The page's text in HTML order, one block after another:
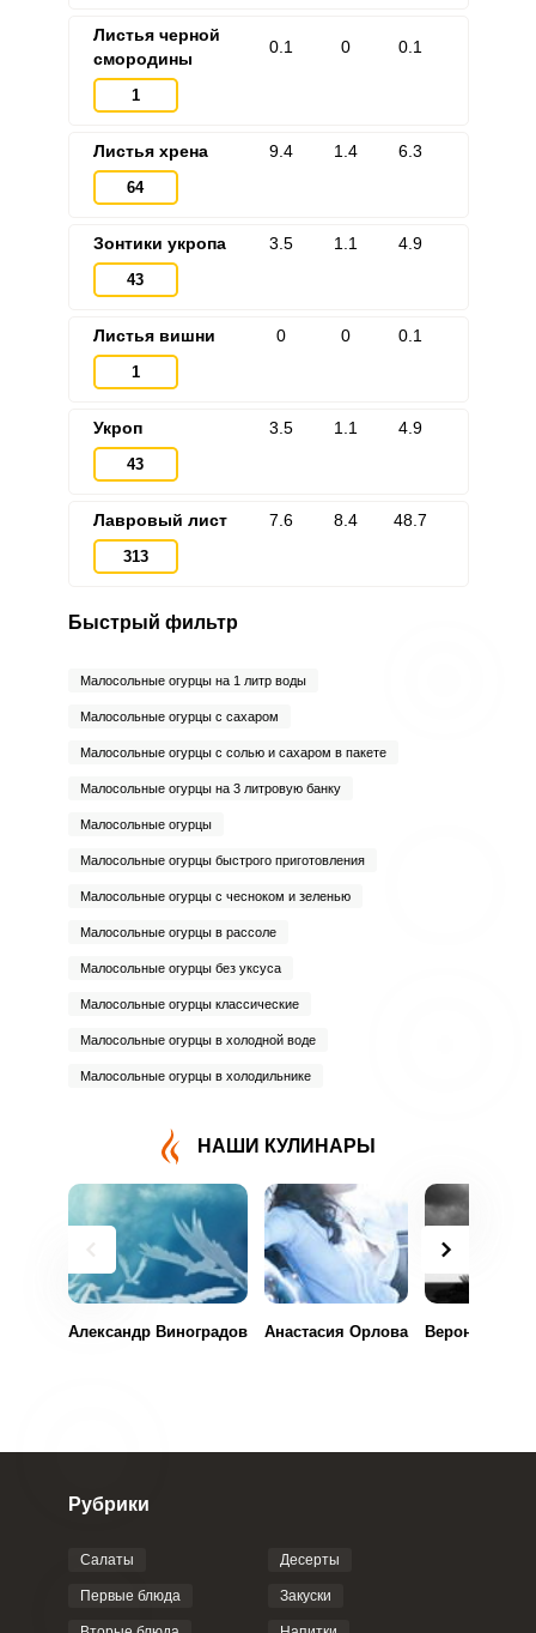
Листья черной
смородины
1
0.1 0 0.1
Листья хрена
64
9.4 1.4 6.3
Зонтики укропа
43
3.5 1.1 4.9
Листья вишни
1
0 0 0.1
Укроп
43
3.5 1.1 4.9
Лавровый лист
313
7.6 8.4 48.7
Быстрый фильтр
Малосольные огурцы на 1 литр воды
Малосольные огурцы с сахаром
Малосольные огурцы с солью и сахаром в пакете
Малосольные огурцы на 3 литровую банку
Малосольные огурцы
Малосольные огурцы быстрого приготовления
Малосольные огурцы с чесноком и зеленью
Малосольные огурцы в рассоле
Малосольные огурцы без уксуса
Малосольные огурцы классические
Малосольные огурцы в холодной воде
Малосольные огурцы в холодильнике
НАШИ КУЛИНАРЫ
Александр Виноградов Анастасия Орлова Вероника
Рубрики
Салаты
Первые блюда
Десерты
Закуски
или